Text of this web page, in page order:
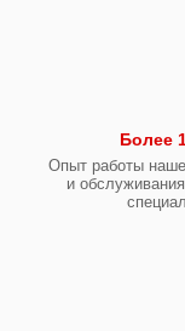
Более
Опыт работы
и